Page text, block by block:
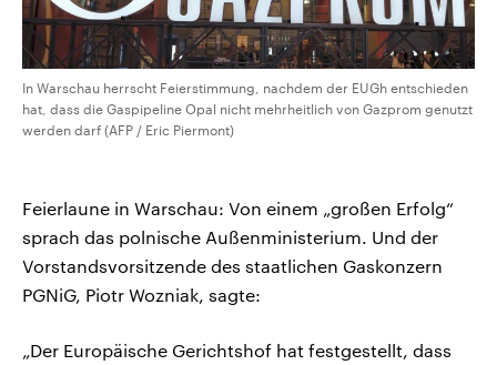
In Warschau herrscht Feierstimmung, nachdem der EUGh entschieden
hat, dass die Gaspipeline Opal nicht mehrheitlich von Gazprom genutzt
werden darf (AFP / Eric Piermont)
Feierlaune in Warschau: Von einem „großen Erfolg“
sprach das polnische Außenministerium. Und der
Vorstandsvorsitzende des staatlichen Gaskonzern
PGNiG, Piotr Wozniak, sagte:
„Der Europäische Gerichtshof hat festgestellt, dass